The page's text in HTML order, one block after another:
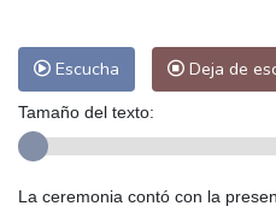
Escucha Deja de
Tamaño del texto:
La ceremonia contó con la